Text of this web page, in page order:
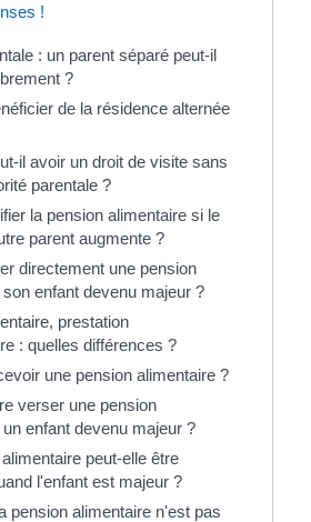
!
: un parent séparé peut-il
?
de la résidence alternée
il avoir un droit de visite sans
parentale ?
la pension alimentaire si le
parent augmente ?
directement une pension
enfant devenu majeur ?
prestation
: quelles différences ?
une pension alimentaire ?
verser une pension
enfant devenu majeur ?
peut-elle être
l'enfant est majeur ?
pension alimentaire n'est pas